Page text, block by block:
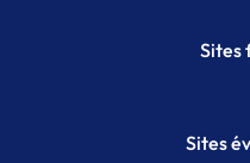
Sites
Sites